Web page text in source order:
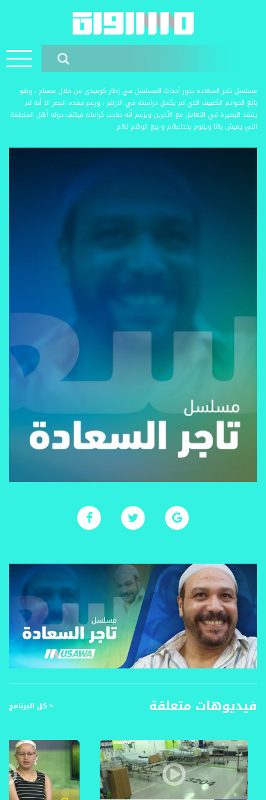
مسلسل تاجر السعادة تدور أحداث المسلسل في إطار كوميدى من خلال مصباح ، وهو
بائع الخواتم الكفيف الذي لم يكمل دراسته في الازهر ، ورغم فقده البصر الا أنه لم
يفقد البصيرة في التعامل مع الآخرين ويزعم أنه صاحب كرامات فيلتف حوله أهل المنطقة
التي يعيش بها ويقوم بخداعهم و بيع الوهم لهم
فيديوهات متعلقة < كل البرنامج